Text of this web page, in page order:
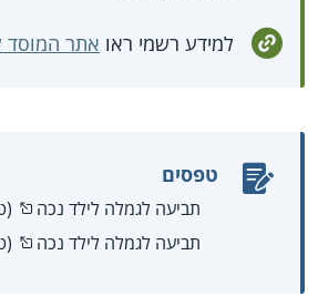
למידע רשמי ראו אתר המוסד
טפסים
תביעה לגמלה לילד נכה
תביעה לגמלה לילד נכה